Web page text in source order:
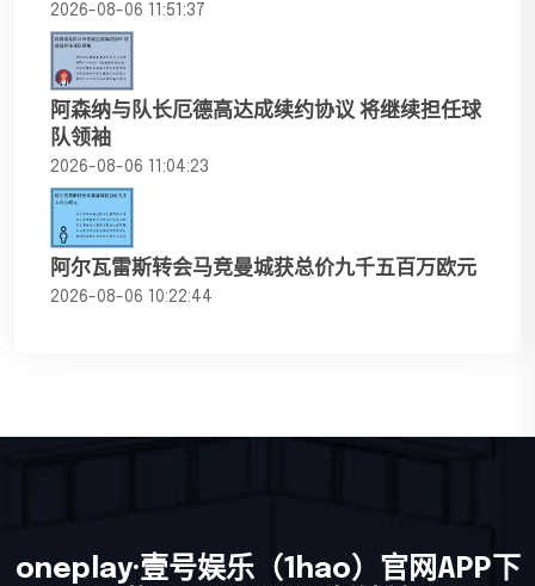
2026-08-06 11:51:37
阿森纳与队长厄德高达成续约协议 将继续担任球
队领袖
2026-08-06 11:04:23
阿尔瓦雷斯转会马竞曼城获总价九千五百万欧元
2026-08-06 10:22:44
oneplay·壹号娱乐（1hao）官网APP下